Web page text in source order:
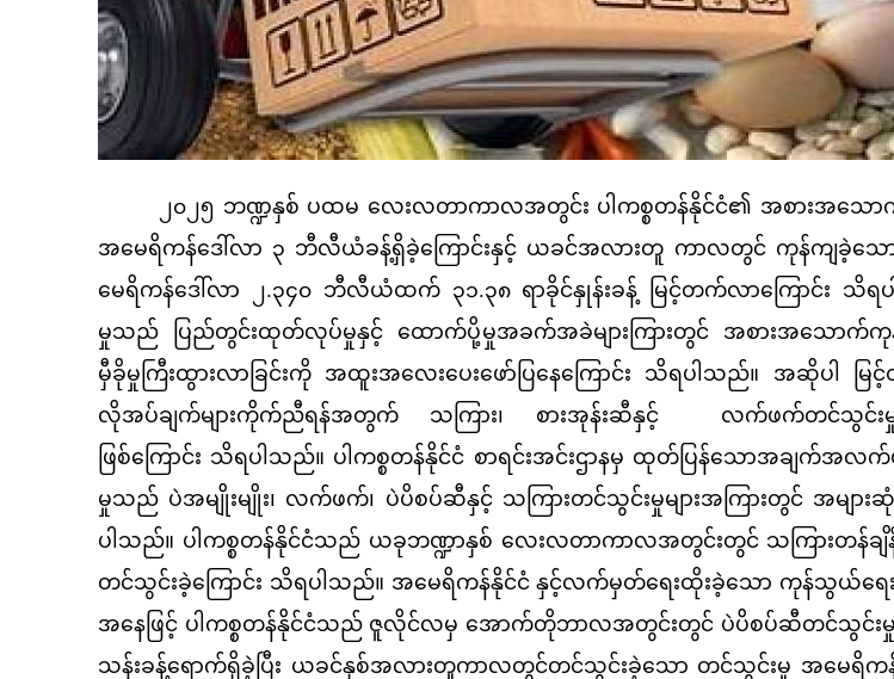
၂၀၂၅ ဘဏ္ဍနှစ် ပထမ လေးလတာကာလအတွင်း ပါကစ္စတန်နိုင်ငံ၏ အစားအသေ
အမေရိကန်ဒေါ်လာ ၃ ဘီလီယံခန့်ရှိခဲ့ကြောင်းနှင့် ယခင်အလားတူ ကာလတွင် ကုန်ကျခဲ့သ
မေရိကန်ဒေါ်လာ ၂.၃၄၀ ဘီလီယံထက် ၃၁.၃၈ ရာခိုင်နှုန်းခန့် မြင့်တက်လာကြောင်း သိ
မှုသည် ပြည်တွင်းထုတ်လုပ်မှုနှင့် ထောက်ပို့မှုအခက်အခဲများကြားတွင် အစားအသောက်ကုန်ပစ္
မှီခိုမှုကြီးထွားလာခြင်းကို အထူးအလေးပေးဖော်ပြနေကြောင်း သိရပါသည်။ အဆိုပါ မ
လိုအပ်ချက်များကိုက်ညီရန်အတွက် သကြား၊ စားအုန်းဆီနှင့် လက်ဖက်တင်သွင်းမှုမျာ
ဖြစ်ကြောင်း သိရပါသည်။ ပါကစ္စတန်နိုင်ငံ စာရင်းအင်းဌာနမှ ထုတ်ပြန်သောအချက်အလ
မှုသည် ပဲအမျိုးမျိုး၊ လက်ဖက်၊ ပဲပိစပ်ဆီနှင့် သကြားတင်သွင်းမှုများအကြားတွင် အများဆုံ
ပါသည်။ ပါကစ္စတန်နိုင်ငံသည် ယခုဘဏ္ဍာနှစ် လေးလတာကာလအတွင်းတွင် သကြားတန်ခ
တင်သွင်းခဲ့ကြောင်း သိရပါသည်။ အမေရိကန်နိုင်ငံ နှင့်လက်မှတ်ရေးထိုးခဲ့သော ကုန်သွယ်ရ
အနေဖြင့် ပါကစ္စတန်နိုင်ငံသည် ဇူလိုင်လမှ အောက်တိုဘာလအတွင်းတွင် ပဲပိစပ်ဆီတင်သွင်းမှု
သန်းခန့်ရောက်ရှိခဲ့ပြီး ယခင်နှစ်အလားတူကာလတွင်တင်သွင်းခဲ့သော တင်သွင်းမှု အမေရိက